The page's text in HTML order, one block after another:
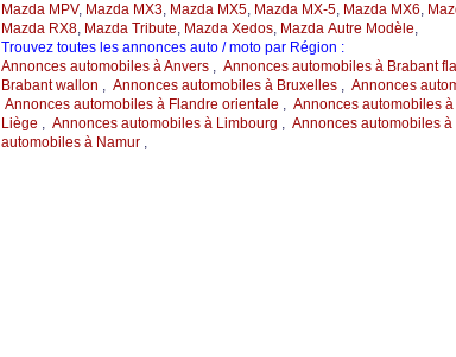
Mazda MPV, Mazda MX3, Mazda MX5, Mazda MX-5, Mazda MX6,
Mazda RX8, Mazda Tribute, Mazda Xedos, Mazda Autre Modèle,
Trouvez toutes les annonces auto / moto par Région :
Annonces automobiles à Anvers, Annonces automobiles à Brabant
Brabant wallon , Annonces automobiles à Bruxelles, Annonces
Annonces automobiles à Flandre orientale , Annonces automobiles
Liège , Annonces automobiles à Limbourg , Annonces automobiles à
automobiles à Namur,